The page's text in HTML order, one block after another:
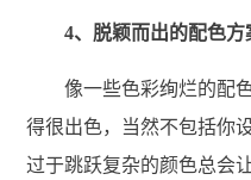
4、脱颖而出的配色方
像一些色彩绚烂的配色
得很出色，当然不包括你
过于跳跃复杂的颜色总会